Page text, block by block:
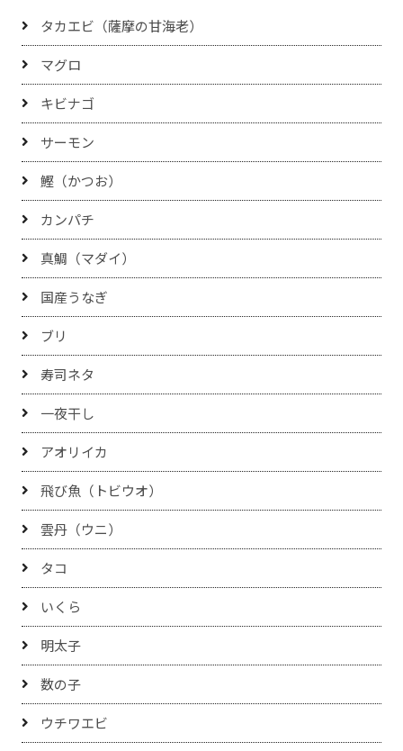
タカエビ（薩摩の甘海老）
マグロ
キビナゴ
サーモン
鰹（かつお）
カンパチ
真鯛（マダイ）
国産うなぎ
ブリ
寿司ネタ
一夜干し
アオリイカ
飛び魚（トビウオ）
雲丹（ウニ）
タコ
いくら
明太子
数の子
ウチワエビ